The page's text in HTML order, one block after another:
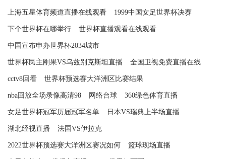
上海五星体育频道直播在线观看 1999中国女足世界杯决赛
下个世界杯在哪举行 世界杯直播观看在线观看
中国宣布申办世界杯2034城市
世界杯民主刚果VS乌兹别克斯坦直播 全国卫视免费直播在线
cctv8回看 世界杯预选赛大洋洲区比赛结果
nba回放全场录像高清98 网络台球 360绿色体育直播
女足世界杯冠军历届冠军名单 日本VS瑞典上半场直播
湖北经视直播 法国VS伊拉克
2022世界杯预选赛大洋洲区赛况如何 篮球现场直播